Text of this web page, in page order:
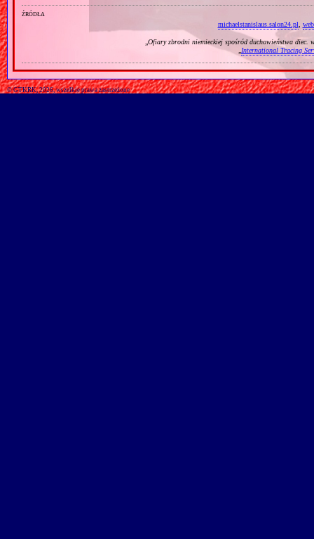
źródła
michaelstanislaus.salon24.pl,
„Ofiary zbrodni niemieckiej spośród duchowieństwa diec.
„International Tracing
© GTKRK, 2026, wszelkie prawa zastrzeżone